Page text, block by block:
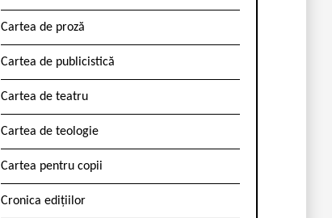
Cartea de proză
Cartea de publicistică
Cartea de teatru
Cartea de teologie
Cartea pentru copii
Cronica edițiilor